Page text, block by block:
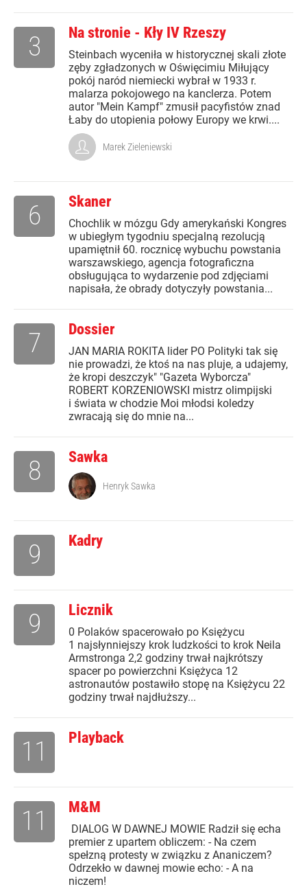
Na stronie - Kły IV Rzeszy
Steinbach wyceniła w historycznej skali złote
zęby zgładzonych w Oświęcimiu Miłujący
pokój naród niemiecki wybrał w 1933 r.
malarza pokojowego na kanclerza. Potem
autor "Mein Kampf" zmusił pacyfistów znad
Łaby do utopienia połowy Europy we krwi....
3
Marek Zieleniewski
Skaner
Chochlik w mózgu Gdy amerykański Kongres
w ubiegłym tygodniu specjalną rezolucją
upamiętnił 60. rocznicę wybuchu powstania
warszawskiego, agencja fotograficzna
obsługująca to wydarzenie pod zdjęciami
napisała, że obrady dotyczyły powstania...
6
Dossier
JAN MARIA ROKITA lider PO Polityki tak się
nie prowadzi, że ktoś na nas pluje, a udajemy,
że kropi deszczyk" "Gazeta Wyborcza"
ROBERT KORZENIOWSKI mistrz olimpijski
i świata w chodzie Moi młodsi koledzy
zwracają się do mnie na...
7
Sawka
8 Henryk Sawka
Kadry
9
Licznik
0 Polaków spacerowało po Księżycu
1 najsłynniejszy krok ludzkości to krok Neila
Armstronga 2,2 godziny trwał najkrótszy
spacer po powierzchni Księżyca 12
astronautów postawiło stopę na Księżycu 22
godziny trwał najdłuższy...
9
Playback
11
M&M
DIALOG W DAWNEJ MOWIE Radził się echa
premier z upartem obliczem: - Na czem
spełzną protesty w związku z Ananiczem?
Odrzekło w dawnej mowie echo: - A na
niczem!
11